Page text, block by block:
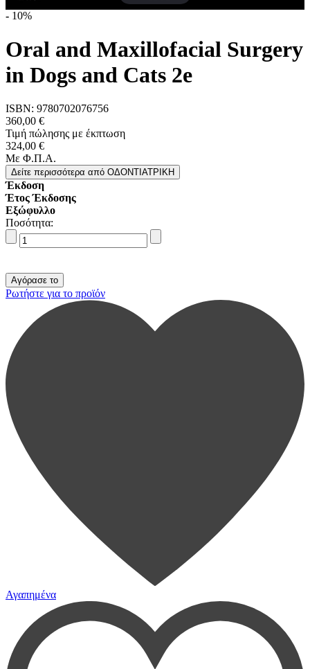
- 10%
Oral and Maxillofacial Surgery
in Dogs and Cats 2e
ISBN: 9780702076756
360,00 €
Τιμή πώλησης με έκπτωση
324,00 €
Με Φ.Π.Α.
Δείτε περισσότερα από ΟΔΟΝΤΙΑΤΡΙΚΗ
Έκδοση
Έτος Έκδοσης
Εξώφυλλο
Ποσότητα:
Ρωτήστε για το προϊόν
Αγαπημένα